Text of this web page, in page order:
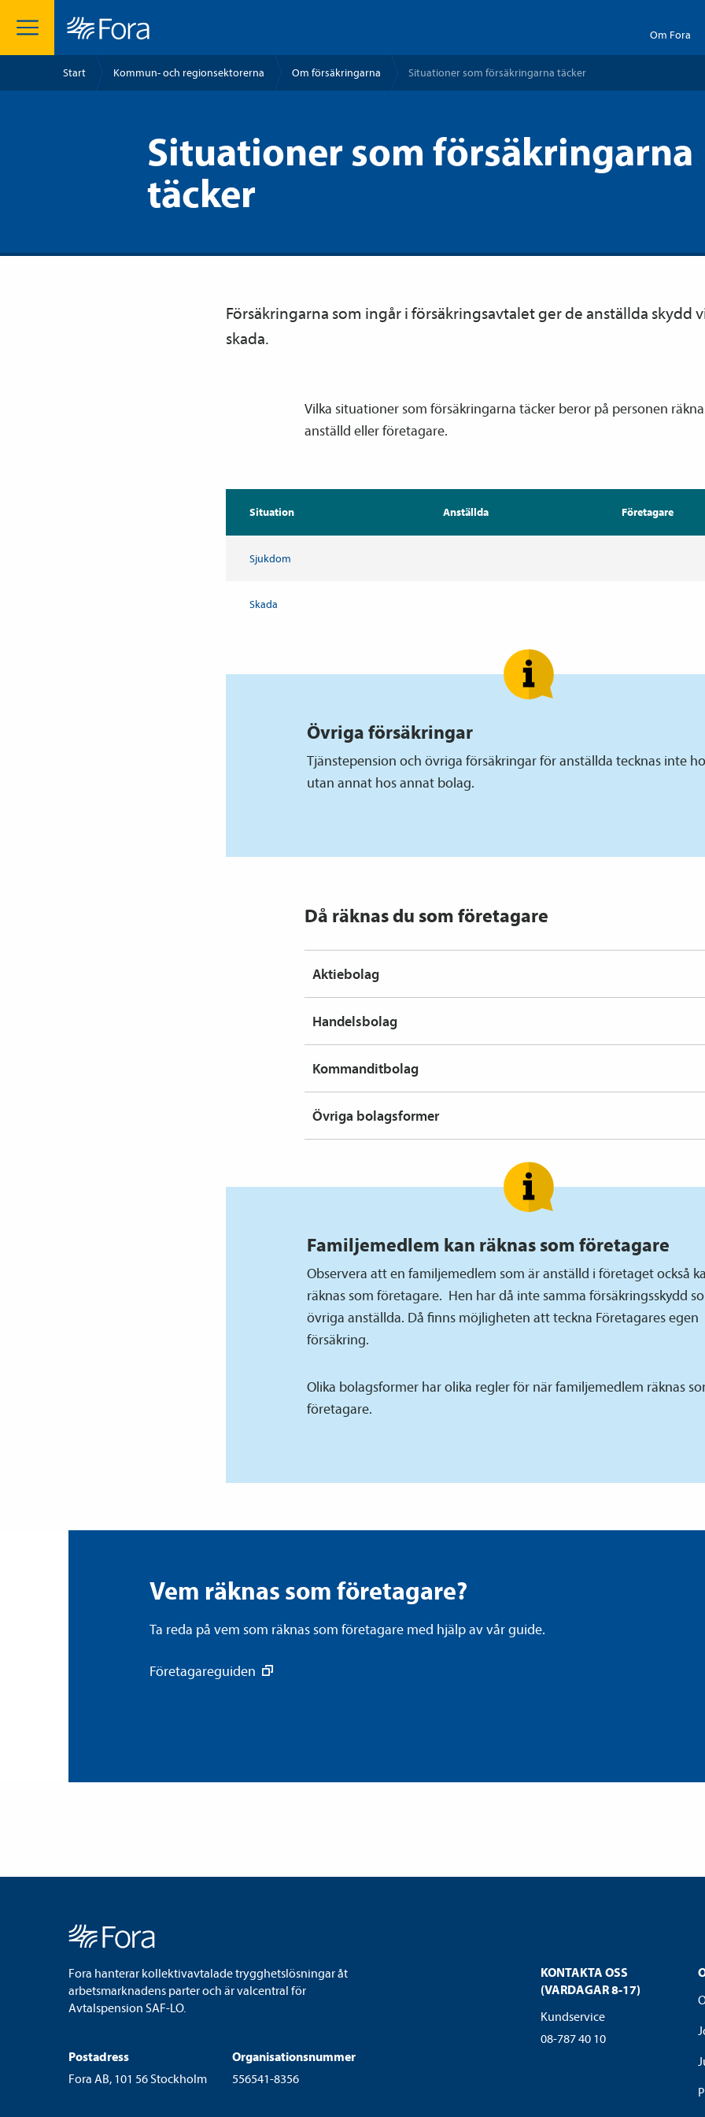
Om Fora
Start Kommun- och regionsektorerna Om försäkringarna Situationer som försäkringarna täcker
Situationer som försäkringarna
täcker
Försäkringarna som ingår i försäkrings­avtalet ger de anställda skydd
skada.
Vilka situationer som försäkringarna täcker beror på personen
anställd eller företagare.
Situation Anställda Företagare
Sjukdom
Skada
Övriga försäkringar
Tjänste­pension och övriga försäkringar för anställda tecknas inte
utan annat hos annat bolag.
Då räknas du som företagare
Aktiebolag
Handelsbolag
Kommanditbolag
Övriga bolagsformer
Familjemedlem kan räknas som företagare
Observera att en familjemedlem som är anställd i företaget också
räknas som företagare. Hen har då inte samma försäkringsskydd
övriga anställda. Då finns möjligheten att teckna Företagares egen
försäkring.
Olika bolagsformer har olika regler för när familjemedlem räknas
företagare.
Vem räknas som företagare?
Ta reda på vem som räknas som företagare med hjälp av vår guide.
Företagareguiden
KONTAKTA OSS
(VARDAGAR 8-17)
Kundservice
08-787 40 10
Fora hanterar kollektivavtalade trygghetslösningar åt
arbetsmarknadens parter och är valcentral för
Avtalspension SAF-LO.
Postadress
Fora AB, 101 56 Stockholm
Organisationsnummer
556541-8356